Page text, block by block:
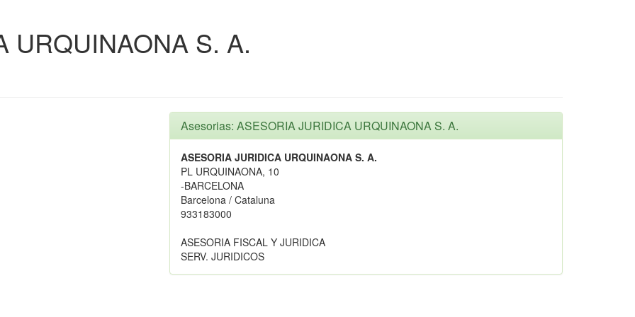
URQUINAONA S. A.
Asesorias: ASESORIA JURIDICA URQUINAONA S. A.
ASESORIA JURIDICA URQUINAONA S. A.
PL URQUINAONA, 10
-BARCELONA
Barcelona / Cataluna
933183000
ASESORIA FISCAL Y JURIDICA
SERV. JURIDICOS